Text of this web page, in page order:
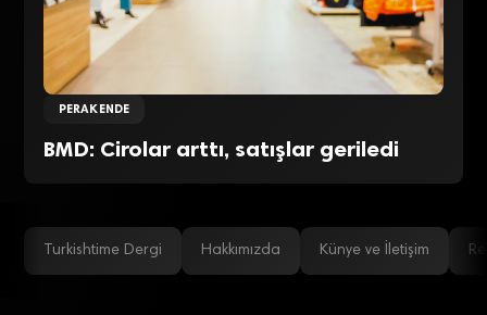
PERAKENDE
BMD: Cirolar arttı, satışlar geriledi
Turkishtime Dergi Hakkımızda Künye ve İletişim